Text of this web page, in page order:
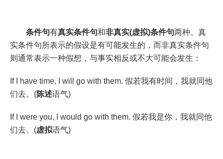
条件句有真实条件句和非真实(虚拟)条件句两种。真
实条件句所表示的假设是有可能发生的，而非真实条件句
则通常表示一种假想，与事实相反或不大可能会发生：
If I have time, I will go with them. 假若我有时间，我就同他
们去。(陈述语气)
If I were you, I would go with them. 假若我是你，我就同他
们去。(虚拟语气)